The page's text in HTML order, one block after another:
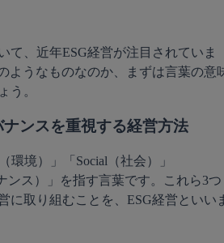
て、近年ESG経営が注目されていま
ようなものなのか、まずは言葉の意
う。
ンスを重視する経営方法
環境）」「Social（社会）」
ンス）」を指す言葉です。これら3つ
に取り組むことを、ESG経営といい